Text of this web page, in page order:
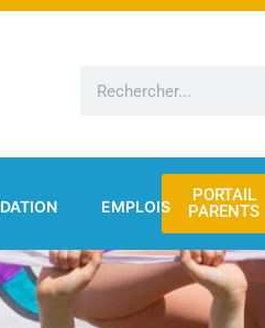
EMPLOIS
PORTAIL
PARENTS